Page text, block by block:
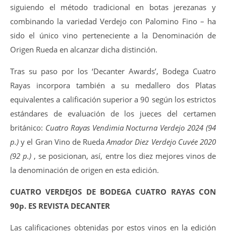
siguiendo el método tradicional en botas jerezanas y
combinando la variedad Verdejo con Palomino Fino – ha
sido el único vino perteneciente a la Denominación de
Origen Rueda en alcanzar dicha distinción.
Tras su paso por los ‘Decanter Awards’, Bodega Cuatro
Rayas incorpora también a su medallero dos Platas
equivalentes a calificación superior a 90 según los estrictos
estándares de evaluación de los jueces del certamen
británico: Cuatro Rayas Vendimia Nocturna Verdejo 2024 (94
p.) y el Gran Vino de RuedaAmador Diez Verdejo Cuvée 2020
(92 p.) , se posicionan, así, entre los diez mejores vinos de
la denominación de origen en esta edición.
CUATRO VERDEJOS DE BODEGA CUATRO RAYAS CON
90p. ES REVISTA DECANTER
Las calificaciones obtenidas por estos vinos en la edición